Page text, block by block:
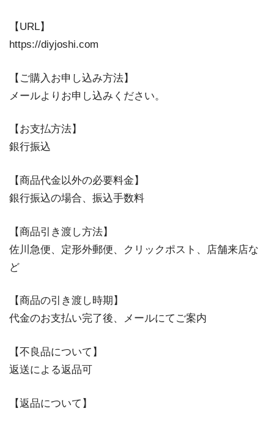
【URL】
https://diyjoshi.com
【ご購入お申し込み方法】
メールよりお申し込みください。
【お支払方法】
銀行振込
【商品代金以外の必要料金】
銀行振込の場合、振込手数料
【商品引き渡し方法】
佐川急便、定形外郵便、クリックポスト、店舗来店な
ど
【商品の引き渡し時期】
代金のお支払い完了後、メールにてご案内
【不良品について】
返送による返品可
【返品について】